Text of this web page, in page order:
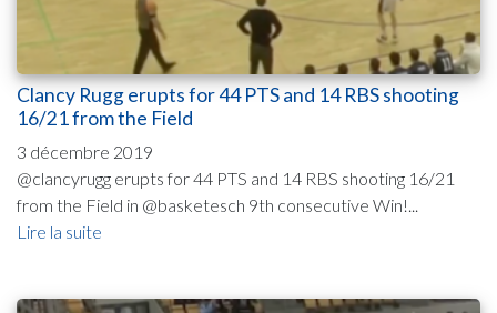
Clancy Rugg erupts for 44 PTS and 14 RBS shooting
16/21 from the Field
3 décembre 2019
@clancyrugg erupts for 44 PTS and 14 RBS shooting 16/21
from the Field in @basketesch 9th consecutive Win!...
Lire la suite